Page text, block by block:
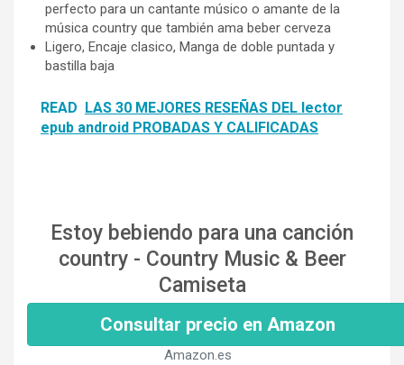
perfecto para un cantante músico o amante de la
música country que también ama beber cerveza
Ligero, Encaje clasico, Manga de doble puntada y
bastilla baja
READ
LAS 30 MEJORES RESEÑAS DEL lector
epub android PROBADAS Y CALIFICADAS
Estoy bebiendo para una canción
country - Country Music & Beer
Camiseta
Consultar precio en Amazon
Amazon.es